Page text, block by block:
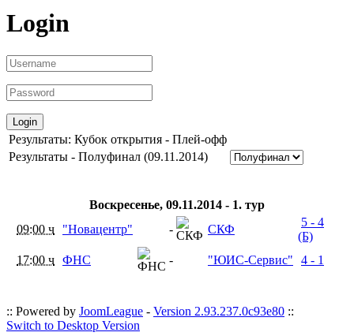
Login
Результаты: Кубок открытия - Плей-офф
Результаты - Полуфинал (09.11.2014)
Воскресенье, 09.11.2014 - 1. тур
09:00 ч
"Новацентр" - СКФ
5 - 4
(Б)
17:00 ч ФНС - "ЮИС-Сервис" 4 - 1
:: Powered by JoomLeague - Version 2.93.237.0c93e80 ::
Switch to Desktop Version